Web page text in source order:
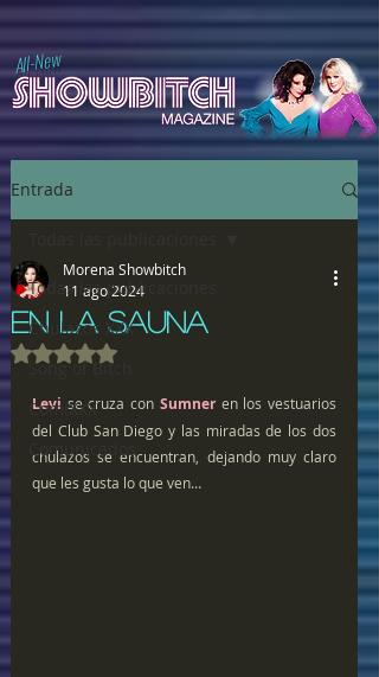
All-New
Entrada
Todas las publicaciones
Chulazos XXX
Song of Bitch
ComiXXX
Comunicados
EN LA SAUNA
Morena Showbitch
11 ago 2024
Obtuvo NaN de 5 estrellas.
Levi se cruza con Sumner en los vestuarios
del Club San Diego y las miradas de los dos
chulazos se encuentran, dejando muy claro
que les gusta lo que ven…